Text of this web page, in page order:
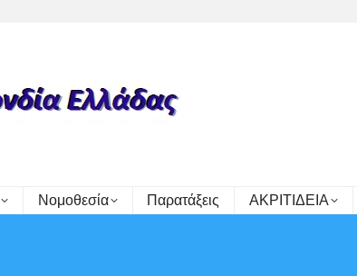
Νομοθεσία Παρατάξεις ΑΚΡΙΤΙΔΕΙΑ